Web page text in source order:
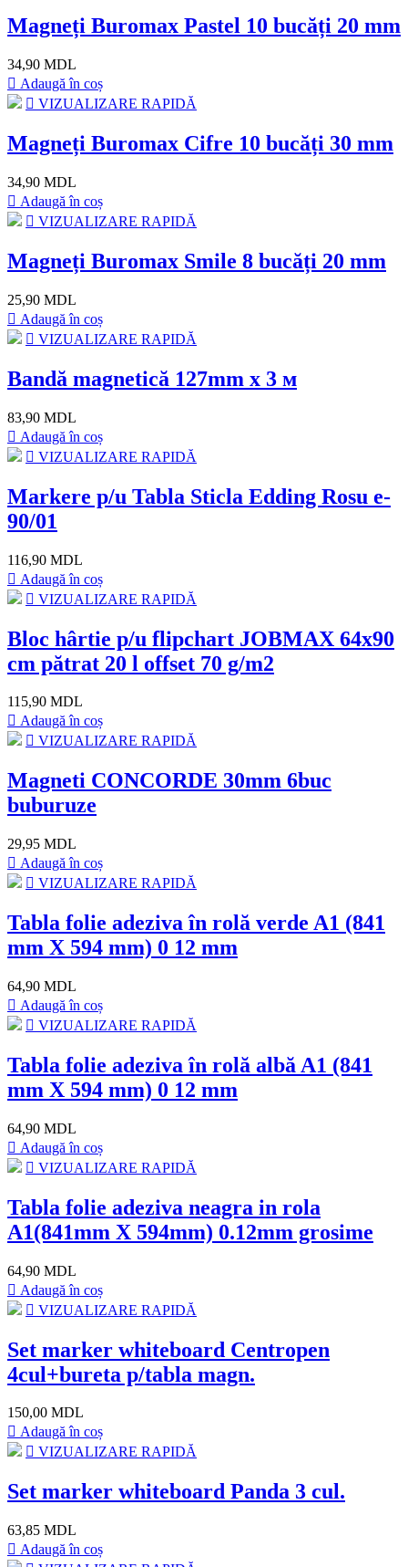
Magneți Buromax Pastel 10 bucăți 20 mm
34,90 MDL
Adaugă în coș
VIZUALIZARE RAPIDĂ
Magneți Buromax Cifre 10 bucăți 30 mm
34,90 MDL
Adaugă în coș
VIZUALIZARE RAPIDĂ
Magneți Buromax Smile 8 bucăți 20 mm
25,90 MDL
Adaugă în coș
VIZUALIZARE RAPIDĂ
Bandă magnetică 127mm х 3 м
83,90 MDL
Adaugă în coș
VIZUALIZARE RAPIDĂ
Markere p/u Tabla Sticla Edding Rosu e-
90/01
116,90 MDL
Adaugă în coș
VIZUALIZARE RAPIDĂ
Bloc hârtie p/u flipchart JOBMAX 64x90
cm pătrat 20 l offset 70 g/m2
115,90 MDL
Adaugă în coș
VIZUALIZARE RAPIDĂ
Magneti CONCORDE 30mm 6buc
buburuze
29,95 MDL
Adaugă în coș
VIZUALIZARE RAPIDĂ
Tabla folie adeziva în rolă verde A1 (841
mm X 594 mm) 0 12 mm
64,90 MDL
Adaugă în coș
VIZUALIZARE RAPIDĂ
Tabla folie adeziva în rolă albă A1 (841
mm X 594 mm) 0 12 mm
64,90 MDL
Adaugă în coș
VIZUALIZARE RAPIDĂ
Tabla folie adeziva neagra in rola
A1(841mm X 594mm) 0.12mm grosime
64,90 MDL
Adaugă în coș
VIZUALIZARE RAPIDĂ
Set marker whiteboard Centropen
4cul+bureta p/tabla magn.
150,00 MDL
Adaugă în coș
VIZUALIZARE RAPIDĂ
Set marker whiteboard Panda 3 cul.
63,85 MDL
Adaugă în coș